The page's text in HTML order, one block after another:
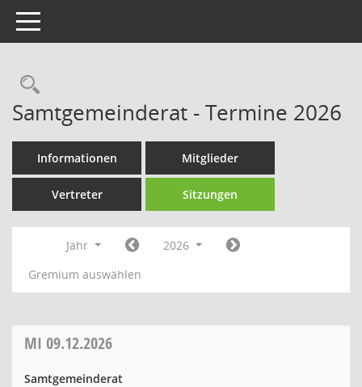
Toggle navigation
Rechercheauswahl
Samtgemeinderat - Termine 2026
Informationen Mitglieder
Vertreter Sitzungen
Jahr
2026
Gremium auswählen
MI 09.12.2026
Samtgemeinderat